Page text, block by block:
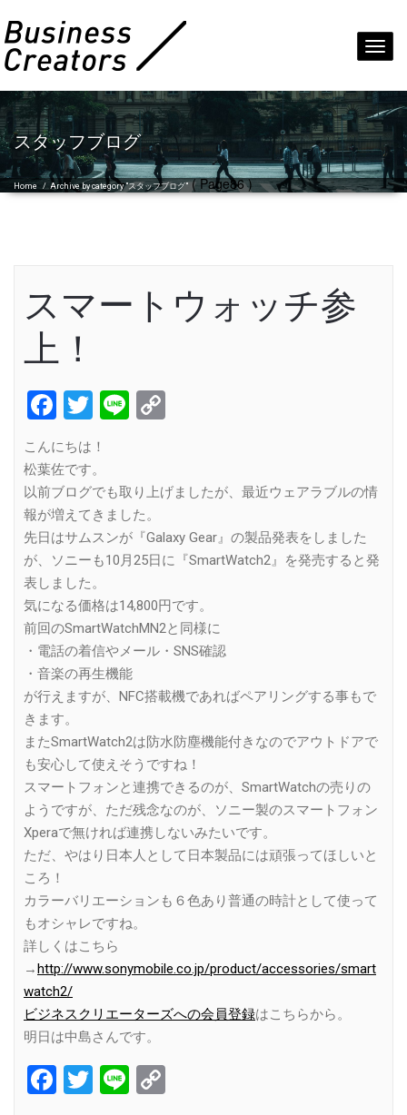
スタッフブログ
Home /Archive by category "スタッフブログ"( Page86 )
スマートウォッチ参
上！
Facebook
Twitter
Line
こんにちは！
松葉佐です。
以前ブログでも取り上げましたが、最近ウェアラブルの情
報が増えてきました。
先日はサムスンが『Galaxy Gear』の製品発表をしました
が、ソニーも10月25日に『SmartWatch2』を発売すると発
表しました。
気になる価格は14,800円です。
前回のSmartWatchMN2と同様に
・電話の着信やメール・SNS確認
・音楽の再生機能
が行えますが、NFC搭載機であればペアリングする事もで
きます。
またSmartWatch2は防水防塵機能付きなのでアウトドアで
も安心して使えそうですね！
スマートフォンと連携できるのが、SmartWatchの売りの
ようですが、ただ残念なのが、ソニー製のスマートフォン
Xperaで無ければ連携しないみたいです。
ただ、やはり日本人として日本製品には頑張ってほしいと
ころ！
カラーバリエーションも６色あり普通の時計として使って
もオシャレですね。
詳しくはこちら
→ http://www.sonymobile.co.jp/product/accessories/smart
watch2/
ビジネスクリエーターズへの会員登録はこちらから。
明日は中島さんです。
Facebook
Twitter
Line